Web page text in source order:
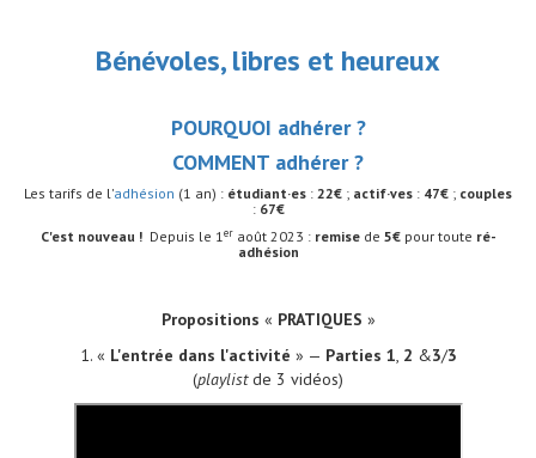
Bénévoles, libres et heureux
POURQUOI adhérer ?
COMMENT adhérer ?
Les tarifs de l'adhésion (1 an) : étudiant·es : 22€ ; actif·ves : 47€ ; couples
: 67€
C'est nouveau ! Depuis le 1eraoût 2023 : remise de 5€ pour toute ré-
adhésion
Propositions « PRATIQUES »
1. « L'entrée dans l'activité » — Parties 1, 2 &3/3
(playlistde 3 vidéos)